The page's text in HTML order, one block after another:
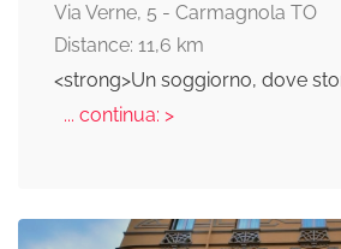
Via Verne, 5 - Carmagnola TO
Distance: 11,6 km
<strong>Un soggiorno, dove
... continua: >